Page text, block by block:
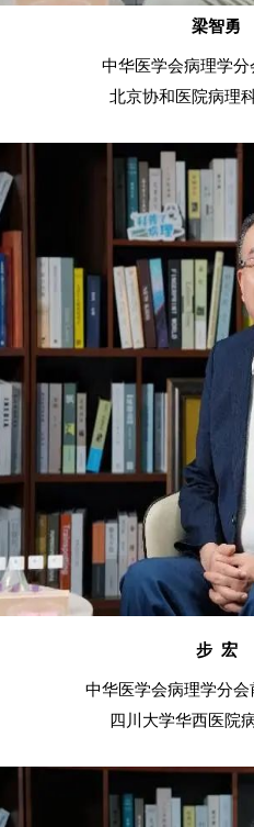
梁智勇
中华医学会病理学分
北京协和医院病理
步 宏
中华医学会病理学分会
四川大学华西医院